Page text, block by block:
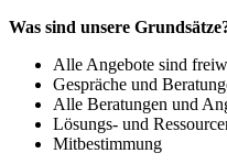
Was sind unsere
Alle Angebote sind
Gespräche und
Alle Beratungen und
Lösungs- und
Mitbestimmung